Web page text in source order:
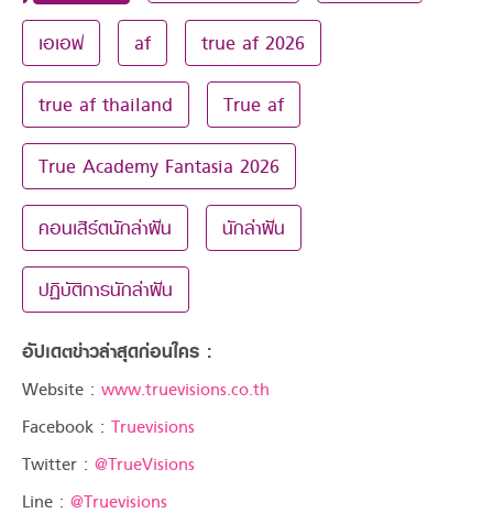
เอเอฟ af true af 2026
true af thailand True af
True Academy Fantasia 2026
คอนเสิร์ตนักล่าฝัน นักล่าฝัน
ปฏิบัติการนักล่าฝัน
อัปเดตข่าวล่าสุดก่อนใคร :
Website : www.truevisions.co.th
Facebook : Truevisions
Twitter : @TrueVisions
Line : @Truevisions